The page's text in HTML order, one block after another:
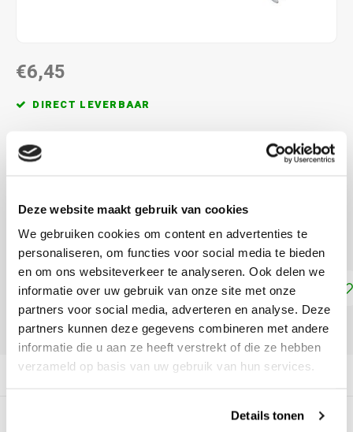
Deze website maakt gebruik van cookies
We gebruiken cookies om content en advertenties te
personaliseren, om functies voor social media te bieden
en om ons websiteverkeer te analyseren. Ook delen we
informatie over uw gebruik van onze site met onze
partners voor social media, adverteren en analyse. Deze
partners kunnen deze gegevens combineren met andere
informatie die u aan ze heeft verstrekt of die ze hebben
verzameld op basis van uw gebruik van hun services.
Details tonen
€6,45
DIRECT LEVERBAAR
5 lange sokkennaalden van 40 cm lengte, maak een keuze
uit de verschillende diktes
MAAK EEN KEUZE:
2.0 mm - €6,45
Toevoegen aan winkelwagen
DELEN:
Productomschrijving